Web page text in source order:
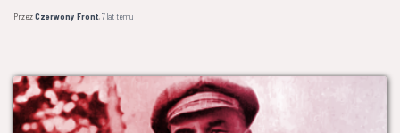
PrzezCzerwony Front,7 lattemu